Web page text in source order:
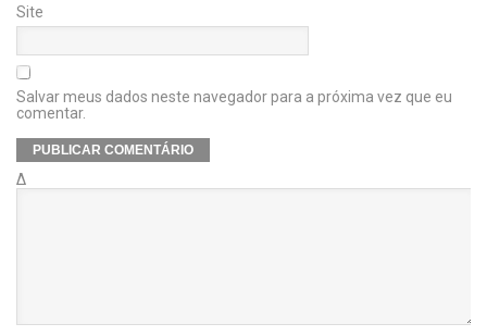
Site
Salvar meus dados neste navegador para a próxima vez que eu
comentar.
Δ